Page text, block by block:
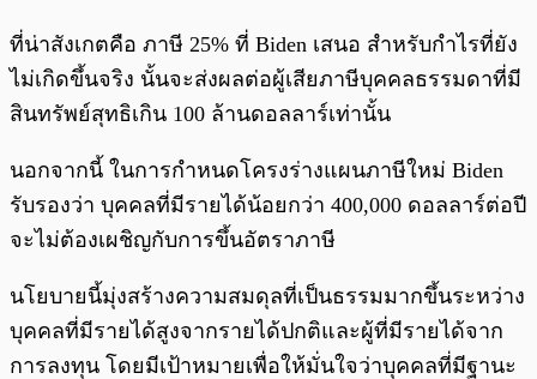
ที่น่าสังเกตคือ ภาษี 25% ที่ Biden เสนอ สำหรับกำไรที่ยัง
ไม่เกิดขึ้นจริง นั้นจะส่งผลต่อผู้เสียภาษีบุคคลธรรมดาที่มี
สินทรัพย์สุทธิเกิน 100 ล้านดอลลาร์เท่านั้น
นอกจากนี้ ในการกำหนดโครงร่างแผนภาษีใหม่ Biden
รับรองว่า บุคคลที่มีรายได้น้อยกว่า 400,000 ดอลลาร์ต่อปี
จะไม่ต้องเผชิญกับการขึ้นอัตราภาษี
นโยบายนี้มุ่งสร้างความสมดุลที่เป็นธรรมมากขึ้นระหว่าง
บุคคลที่มีรายได้สูงจากรายได้ปกติและผู้ที่มีรายได้จาก
การลงทุน โดยมีเป้าหมายเพื่อให้มั่นใจว่าบุคคลที่มีฐานะ